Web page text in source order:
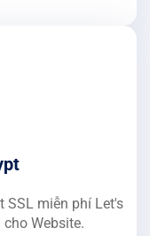
SSL miễn phí Let's
Website.